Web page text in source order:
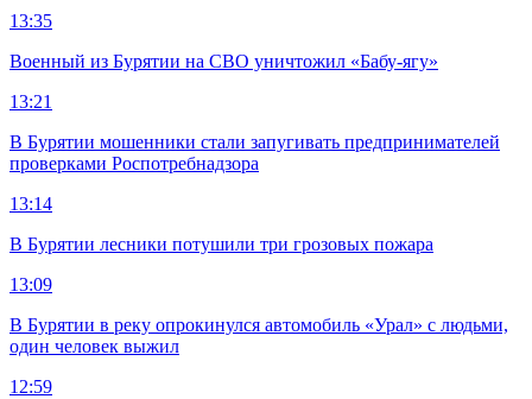
13:35
Военный из Бурятии на СВО уничтожил «Бабу-ягу»
13:21
В Бурятии мошенники стали запугивать предпринимателей
проверками Роспотребнадзора
13:14
В Бурятии лесники потушили три грозовых пожара
13:09
В Бурятии в реку опрокинулся автомобиль «Урал» с людьми,
один человек выжил
12:59